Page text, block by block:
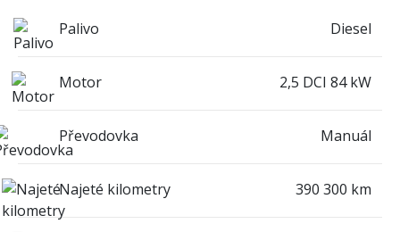
Palivo Diesel
Motor 2,5 DCI 84 kW
Převodovka Manuál
Najeté kilometry 390 300 km